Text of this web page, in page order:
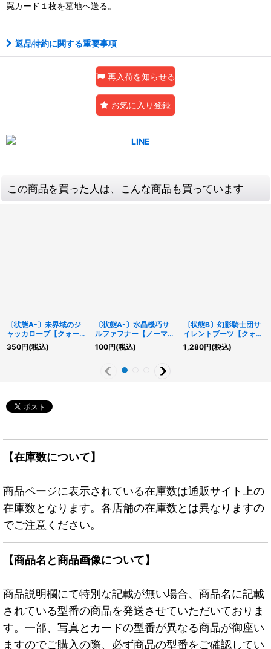
罠カード１枚を墓地へ送る。
返品特約に関する重要事項
再入荷を知らせる
お気に入り登録
この商品を買った人は、こんな商品も買っています
〔状態A-〕未界域のジ
ャッカロープ【クォータ
ーセンチュリーシークレ
ット】{RC04-JP014}
350円(税込)
〔状態A-〕水晶機巧サ
ルファフナー【ノーマル
パラレル】{24TP-
JP405}《モンスター》
100円(税込)
〔状態B〕幻影騎士団サ
イレントブーツ【クォー
ターセンチュリーシーク
レット】{QCCU-
1,280円(税込)
【在庫数について】
商品ページに表示されている在庫数は通販サイト上の
在庫数となります。各店舗の在庫数とは異なりますの
でご注意ください。
【商品名と商品画像について】
商品説明欄にて特別な記載が無い場合、商品名に記載
されている型番の商品を発送させていただいておりま
す。一部、写真とカードの型番が異なる商品が御座い
ますのでご購入の際、必ず商品の型番をご確認してい